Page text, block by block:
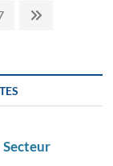
Suivant
Secteur